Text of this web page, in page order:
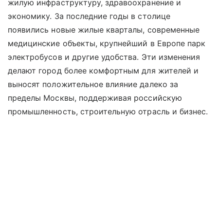
жилую инфраструктуру, здравоохранение и
экономику. За последние годы в столице
появились новые жилые кварталы, современные
медицинские объекты, крупнейший в Европе парк
электробусов и другие удобства. Эти изменения
делают город более комфортным для жителей и
выносят положительное влияние далеко за
пределы Москвы, поддерживая российскую
промышленность, строительную отрасль и бизнес.